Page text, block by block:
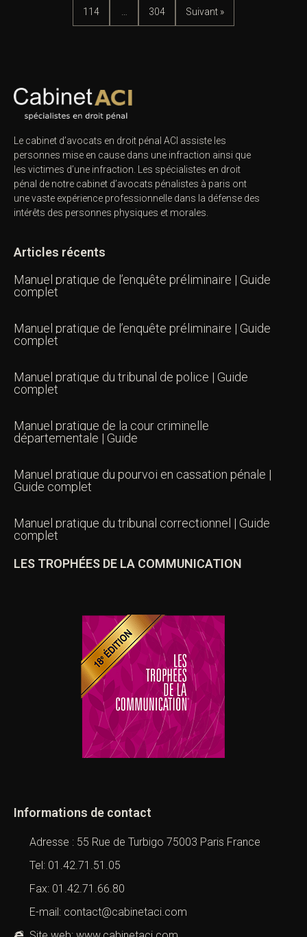
114 304 Suivant »
Le cabinet d’avocats en droit pénal ACI assiste les
personnes mise en cause dans une infraction ainsi que
les victimes d’une infraction. Les spécialistes en droit
pénal de notre cabinet d’avocats pénalistes à paris ont
une vaste expérience professionnelle dans la défense des
intérêts des personnes physiques et morales.
Articles récents
Manuel pratique de l’enquête préliminaire | Guide
complet
Manuel pratique de l’enquête préliminaire | Guide
complet
Manuel pratique du tribunal de police | Guide
complet
Manuel pratique de la cour criminelle
départementale | Guide
Manuel pratique du pourvoi en cassation pénale |
Guide complet
Manuel pratique du tribunal correctionnel | Guide
complet
LES TROPHÉES DE LA COMMUNICATION
Informations de contact
Adresse : 55 Rue de Turbigo 75003 Paris France
Tel: 01.42.71.51.05
Fax: 01.42.71.66.80
E-mail: contact@cabinetaci.com